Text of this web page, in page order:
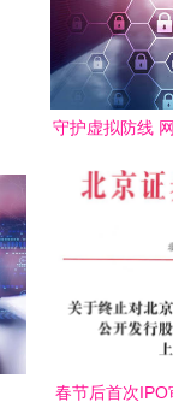
守护虚拟防线
春节后首次